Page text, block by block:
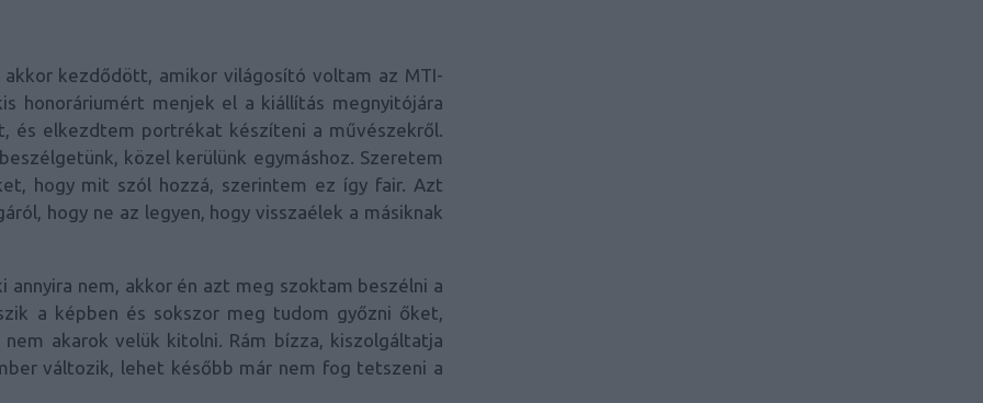
kezdődött, amikor világosító voltam az MTI-
honoráriumért menjek el a kiállítás megnyitójára
és elkezdtem portrékat készíteni a művészekről.
közel kerülünk egymáshoz. Szeretem
hogy mit szól hozzá, szerintem ez így fair. Azt
hogy ne az legyen, hogy visszaélek a másiknak
annyira nem, akkor én azt meg szoktam beszélni a
a képben és sokszor meg tudom győzni őket,
akarok velük kitolni. Rám bízza, kiszolgáltatja
változik, lehet később már nem fog tetszeni a